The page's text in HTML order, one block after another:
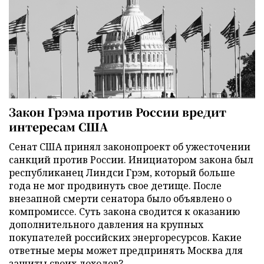
Закон Грэма против России вредит
интересам США
Сенат США принял законопроект об ужесточении
санкций против России. Инициатором закона был
республиканец Линдси Грэм, который больше
года не мог продвинуть свое детище. После
внезапной смерти сенатора было объявлено о
компромиссе. Суть закона сводится к оказанию
дополнительного давления на крупных
покупателей российских энергоресурсов. Какие
ответные меры может предпринять Москва для